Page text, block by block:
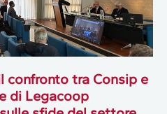
confronto tra Consip e
di Legacoop